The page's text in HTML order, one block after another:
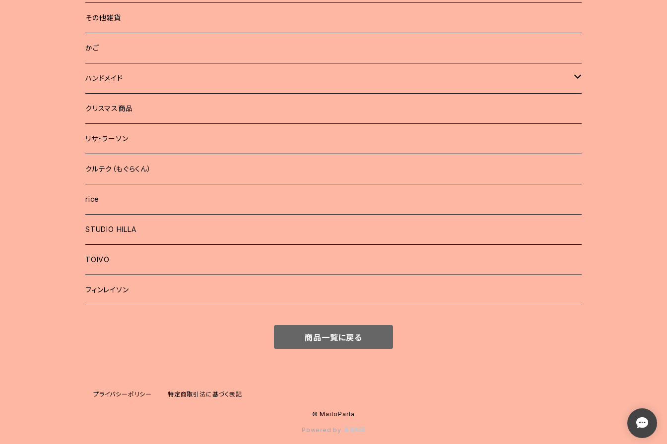
その他雑貨
かご
ハンドメイド
どうぶつブローチ
クリスマス商品
リサ・ラーソン
クルテク（もぐらくん）
rice
STUDIO HILLA
TOIVO
フィンレイソン
商品一覧に戻る
プライバシーポリシー 特定商取引法に基づく表記
© MaitoParta
Powered by